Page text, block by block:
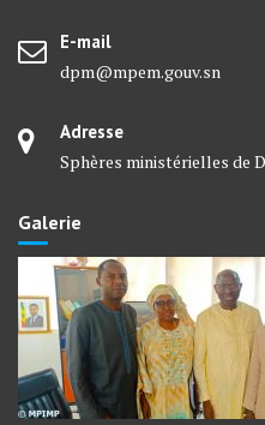
E-mail
dpm@mpem.gouv.sn
Adresse
Sphères ministérielles de
Galerie